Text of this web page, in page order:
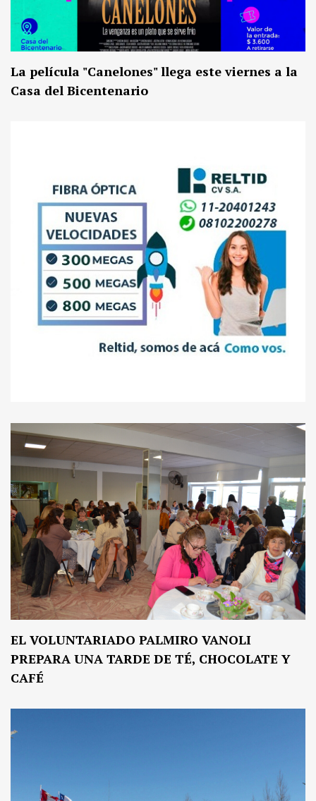
La película "Canelones" llega este viernes a la
Casa del Bicentenario
EL VOLUNTARIADO PALMIRO VANOLI
PREPARA UNA TARDE DE TÉ, CHOCOLATE Y
CAFÉ